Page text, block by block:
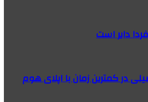
دایر است
در کمترین زمان با اپلای هوم